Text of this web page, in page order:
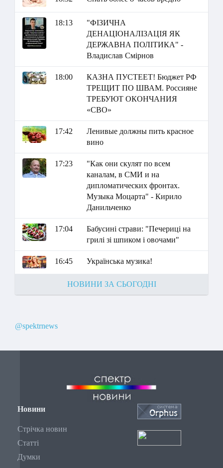
18:13
"ФІЗИЧНА
ДЕНАЦІОНАЛІЗАЦІЯ ЯК
ДЕРЖАВНА ПОЛІТИКА" -
Владислав Смірнов
18:00
КАЗНА ПУСТЕЕТ! Бюджет РФ
ТРЕЩИТ ПО ШВАМ. Россияне
ТРЕБУЮТ ОКОНЧАНИЯ
«СВО»
17:42
Ленивые должны пить красное
вино
17:23
"Как они скулят по всем
каналам, в СМИ и на
дипломатических фронтах.
Музыка Моцарта" - Кирило
Данильченко
17:04
Бабусині страви: "Печериці на
грилі зі шпиком і овочами"
16:45 Українська музика!
НОВИНИ ЗА СЬОГОДНІ
@spektrnews
Новини
Стрічка новин
Статті
Думки